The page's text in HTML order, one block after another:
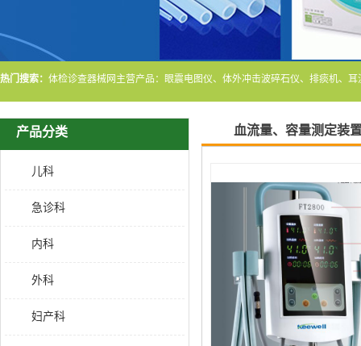
热门搜索：
产品分类
儿科
急诊科
内科
外科
妇产科
血流量、容量测定装